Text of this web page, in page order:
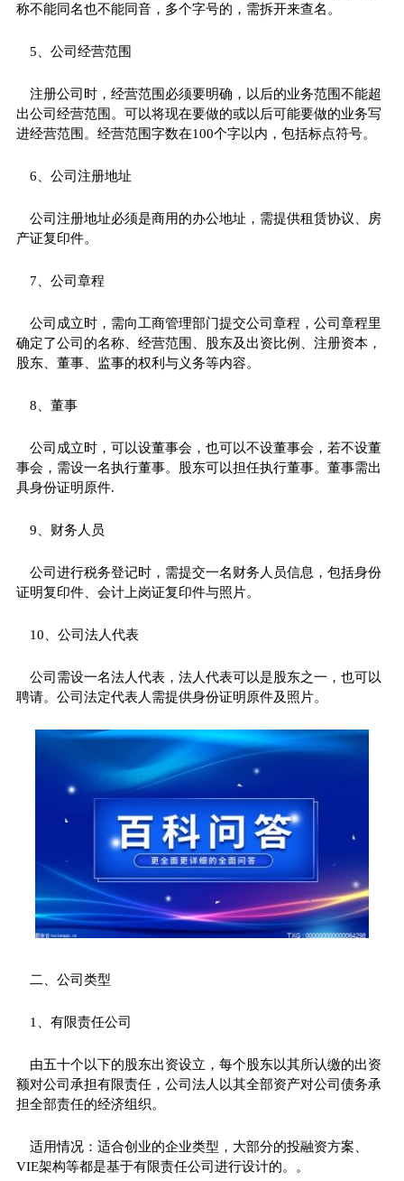
称不能同名也不能同音，多个字号的，需拆开来查名。
5、公司经营范围
注册公司时，经营范围必须要明确，以后的业务范围不能超
出公司经营范围。可以将现在要做的或以后可能要做的业务写
进经营范围。经营范围字数在100个字以内，包括标点符号。
6、公司注册地址
公司注册地址必须是商用的办公地址，需提供租赁协议、房
产证复印件。
7、公司章程
公司成立时，需向工商管理部门提交公司章程，公司章程里
确定了公司的名称、经营范围、股东及出资比例、注册资本，
股东、董事、监事的权利与义务等内容。
8、董事
公司成立时，可以设董事会，也可以不设董事会，若不设董
事会，需设一名执行董事。股东可以担任执行董事。董事需出
具身份证明原件.
9、财务人员
公司进行税务登记时，需提交一名财务人员信息，包括身份
证明复印件、会计上岗证复印件与照片。
10、公司法人代表
公司需设一名法人代表，法人代表可以是股东之一，也可以
聘请。公司法定代表人需提供身份证明原件及照片。
二、公司类型
1、有限责任公司
由五十个以下的股东出资设立，每个股东以其所认缴的出资
额对公司承担有限责任，公司法人以其全部资产对公司债务承
担全部责任的经济组织。
适用情况：适合创业的企业类型，大部分的投融资方案、
VIE架构等都是基于有限责任公司进行设计的。。